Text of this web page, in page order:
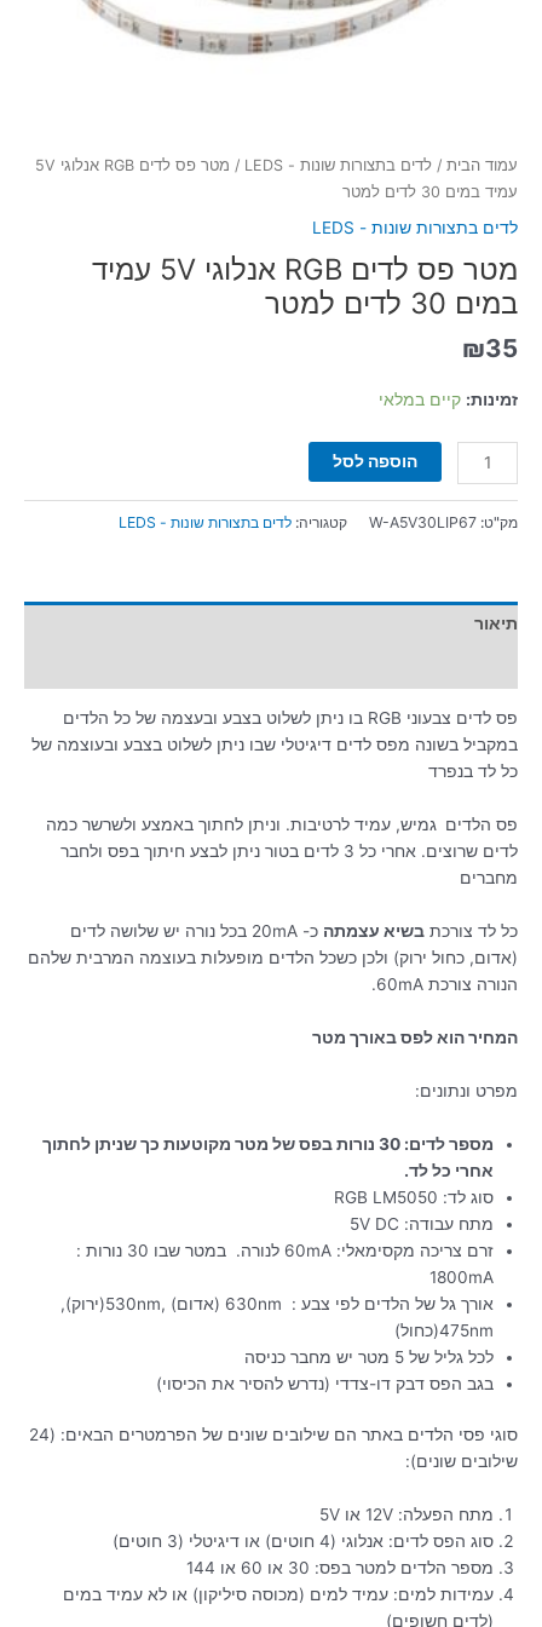
עמוד הבית / לדים בתצורות שונות - LEDS
/ מטר פס לדים RGB אנלוגי 5V
עמיד במים 30 לדים למטר
לדים בתצורות שונות - LEDS
מטר פס לדים RGB אנלוגי 5V עמיד
במים 30 לדים למטר
₪35
זמינות: קיים במלאי
הוספה לסל
מק"ט: W-A5V30LIP67 קטגוריה: לדים בתצורות שונות - LEDS
תיאור
פס לדים צבעוני RGB בו ניתן לשלוט בצבע ובעצמה של כל הלדים
במקביל בשונה מפס לדים דיגיטלי שבו ניתן לשלוט בצבע ובעוצמה של
כל לד בנפרד
פס הלדים גמיש, עמיד לרטיבות. וניתן לחתוך באמצע ולשרשר כמה
לדים שרוצים. אחרי כל 3 לדים בטור ניתן לבצע חיתוך בפס ולחבר
מחברים
כל לד צורכת בשיא עצמתה
כ- 20mA בכל נורה יש שלושה לדים
(אדום, כחול ירוק) ולכן כשכל הלדים מופעלות בעוצמה המרבית שלהם
הנורה צורכת 60mA.
המחיר הוא לפס באורך מטר
מפרט ונתונים:
מספר לדים: 30 נורות בפס של מטר מקוטעות כך שניתן לחתוך
אחרי כל לד.
סוג לד: RGB LM5050
מתח עבודה: 5V DC
זרם צריכה מקסימאלי: 60mA לנורה. במטר שבו 30 נורות :
1800mA
אורך גל של הלדים לפי צבע : 630nm (אדום) ,530nm(ירוק),
475nm(כחול)
לכל גליל של 5 מטר יש מחבר כניסה
בגב הפס דבק דו-צדדי (נדרש להסיר את הכיסוי)
סוגי פסי הלדים באתר הם שילובים שונים של הפרמטרים הבאים: (24
שילובים שונים):
מתח הפעלה: 12V או 5V
סוג הפס לדים: אנלוגי (4 חוטים) או דיגיטלי (3 חוטים)
מספר הלדים למטר בפס: 30 או 60 או 144
עמידות למים: עמיד למים (מכוסה סיליקון) או לא עמיד במים
(לדים חשופים)